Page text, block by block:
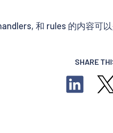
和 rules 的内容可
SHARE